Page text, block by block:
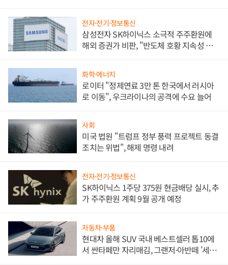
전자·전기·정보통신
삼성전자 SK하이닉스 소극적 주주환원에
해외 증권가 비판, "반도체 호황 지속성 의
화학·에너지
로이터 "정제연료 3만 톤 한국에서 러시아
로 이동", 우크라이나의 공격에 수요 늘어
사회
미국 법원 "트럼프 정부 풍력 프로젝트 동결
조치는 위법", 해제 명령 내려
전자·전기·정보통신
SK하이닉스 1주당 375원 현금배당 실시, 추
가 주주환원 계획 9월 공개 예정
자동차·부품
현대차 올해 SUV 국내 베스트셀러 톱10에
서 싼타페만 자리매김, 그랜저·아반떼 '세단